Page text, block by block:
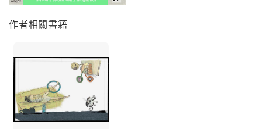
筆下鮮活了起來。
物吧，這樣一定能看到不一樣的東西」。她總能以特殊
的視角，透過冷凝的目光和溫熱的筆觸，寫下受訪者不
經意流洩出來的內心意識。對照著當下迸發的事件與後
來發展的際遇，不禁讓人驚奇於這些看似有時效性的訪
作者相關書籍